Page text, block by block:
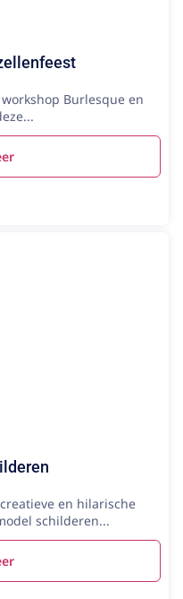
Burlesque en
en hilarische
schilderen...